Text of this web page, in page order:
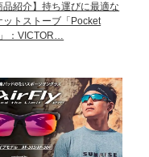
品紹介】持ち運びに最適な
ットストーブ「Pocket
：VICTOR…